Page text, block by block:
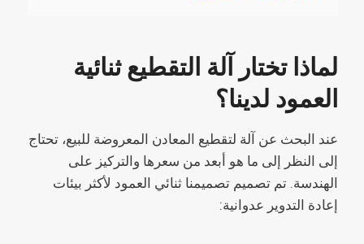
لماذا تختار آلة التقطيع ثنائية
العمود لدينا؟
عند البحث عن آلة لتقطيع المعادن المعروضة للبيع، تحتاج
إلى النظر إلى ما هو أبعد من سعرها والتركيز على
الهندسة. تم تصميم تصميمنا ثنائي العمود لأكثر بيئات
إعادة التدوير عدوانية: